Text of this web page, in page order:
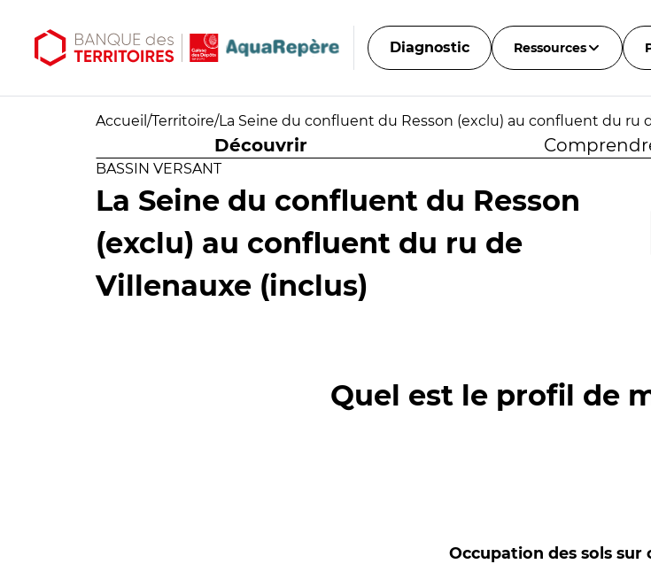
Diagnostic Ressources
Accueil /Territoire/La Seine du confluent du Resson (exclu) au confluent du ru
Découvrir
BASSIN VERSANT
La Seine du confluent du Resson
(exclu) au confluent du ru de
Villenauxe (inclus)
Quel est le profil de
Occupation des sols sur